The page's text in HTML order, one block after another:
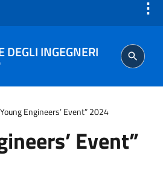
⋮
DEGLI INGEGNERI
Engineers’ Event” 2024
Event”